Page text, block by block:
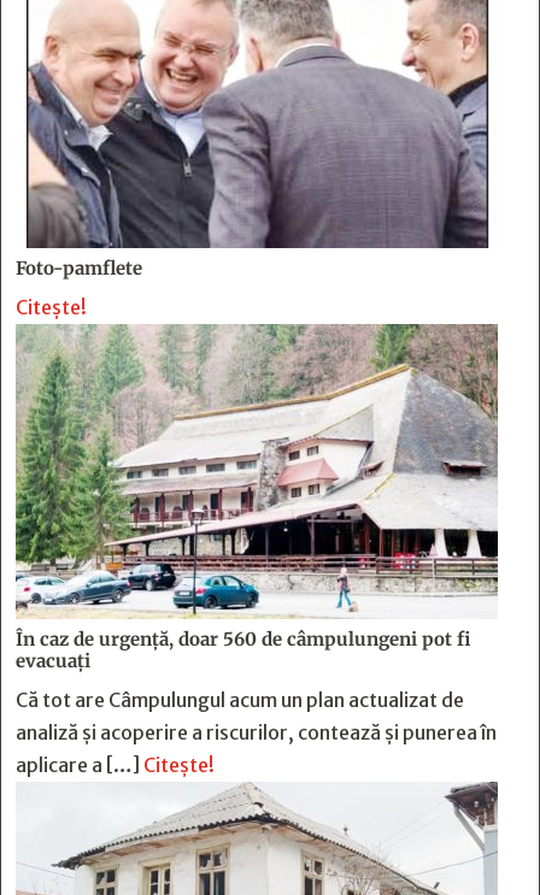
Foto-pamflete
Citește!
În caz de urgență, doar 560 de câmpulungeni pot fi
evacuați
Că tot are Câmpulungul acum un plan actualizat de
analiză și acoperire a riscurilor, contează și punerea în
aplicare a […] Citește!